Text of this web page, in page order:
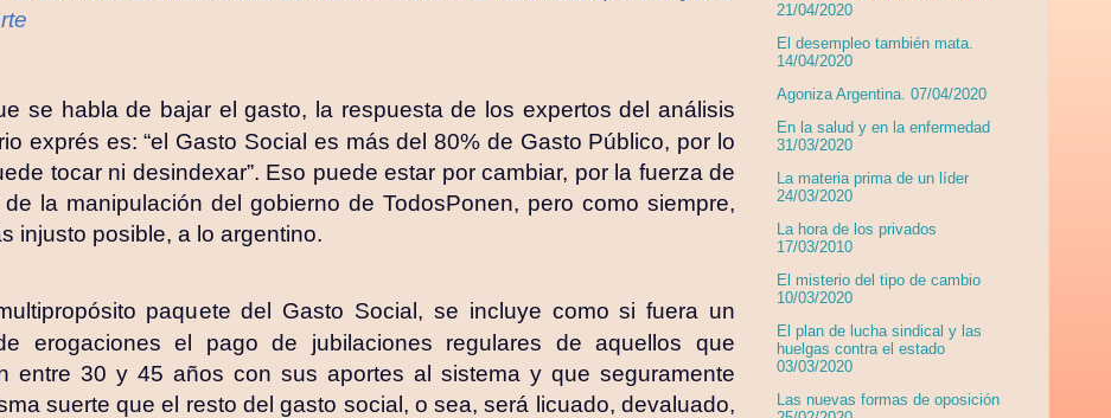
se habla de bajar el gasto, la respuesta de los expertos del análisis
exprés es: “el Gasto Social es más del 80% de Gasto Público, por lo
tocar ni desindexar”. Eso puede estar por cambiar, por la fuerza de
de la manipulación del gobierno de TodosPonen, pero como siempre,
injusto posible, a lo argentino.
paquete del Gasto Social, se incluye como si fuera un
erogaciones el pago de jubilaciones regulares de aquellos que
entre 30 y 45 años con sus aportes al sistema y que seguramente
suerte que el resto del gasto social, o sea, será licuado, devaluado,
21/04/2020
El desempleo también mata.
14/04/2020
Agoniza Argentina. 07/04/2020
En la salud y en la enfermedad
31/03/2020
La materia prima de un líder
24/03/2020
La hora de los privados
17/03/2010
El misterio del tipo de cambio
10/03/2020
El plan de lucha sindical y las
huelgas contra el estado
03/03/2020
Las nuevas formas de oposición